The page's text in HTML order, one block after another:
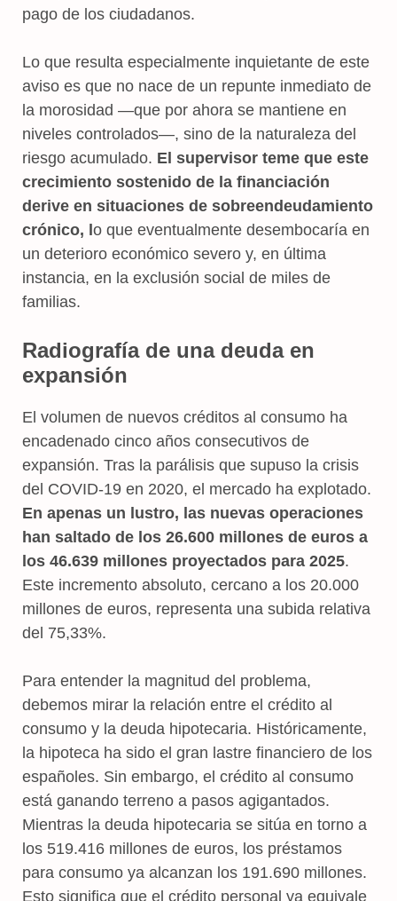
pago de los ciudadanos.
Lo que resulta especialmente inquietante de este
aviso es que no nace de un repunte inmediato de
la morosidad —que por ahora se mantiene en
niveles controlados—, sino de la naturaleza del
riesgo acumulado. El supervisor teme que este
crecimiento sostenido de la financiación
derive en situaciones de sobreendeudamiento
crónico, lo que eventualmente desembocaría en
un deterioro económico severo y, en última
instancia, en la exclusión social de miles de
familias.
Radiografía de una deuda en
expansión
El volumen de nuevos créditos al consumo ha
encadenado cinco años consecutivos de
expansión. Tras la parálisis que supuso la crisis
del COVID-19 en 2020, el mercado ha explotado.
En apenas un lustro, las nuevas operaciones
han saltado de los 26.600 millones de euros a
los 46.639 millones proyectados para 2025.
Este incremento absoluto, cercano a los 20.000
millones de euros, representa una subida relativa
del 75,33%.
Para entender la magnitud del problema,
debemos mirar la relación entre el crédito al
consumo y la deuda hipotecaria. Históricamente,
la hipoteca ha sido el gran lastre financiero de los
españoles. Sin embargo, el crédito al consumo
está ganando terreno a pasos agigantados.
Mientras la deuda hipotecaria se sitúa en torno a
los 519.416 millones de euros, los préstamos
para consumo ya alcanzan los 191.690 millones.
Esto significa que el crédito personal ya equivale